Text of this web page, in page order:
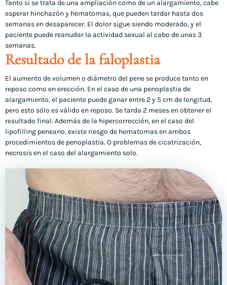
Tanto si se trata de una ampliación como de un alargamiento, cabe
esperar hinchazón y hematomas, que pueden tardar hasta dos
semanas en desaparecer. El dolor sigue siendo moderado, y el
paciente puede reanudar la actividad sexual al cabo de unas 3
semanas.
Resultado de la faloplastia
El aumento de volumen o diámetro del pene se produce tanto en
reposo como en erección. En el caso de una penoplastia de
alargamiento, el paciente puede ganar entre 2 y 5 cm de longitud,
pero esto sólo es válido en reposo. Se tarda 2 meses en obtener el
resultado final. Además de la hipercorrección, en el caso del
lipofilling peneano, existe riesgo de hematomas en ambos
procedimientos de penoplastia. O problemas de cicatrización,
necrosis en el caso del alargamiento solo.